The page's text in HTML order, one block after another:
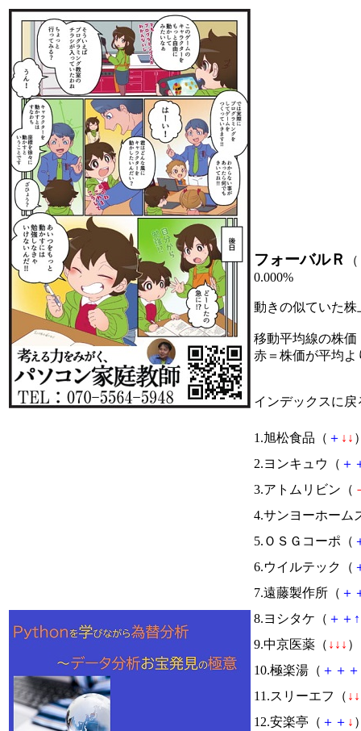
フォーバルＲ （
0.000%
動きの似ていた
移動平均線の株価
赤＝株価が平均
インデックスに戻
1.旭松食品（ ＋ ↓ ↓
2.ヨンキュウ（ ＋
3.アトムリビン（
4.サンヨーホーム
5.ＯＳＧコーポ（
6.ウイルテック（
7.遠藤製作所（ ＋
8.ヨシタケ（ ＋ ＋ ↑
9.中京医薬（ ↓ ↓ ↓
10.極楽湯（ ＋ ＋ ＋
11.スリーエフ（ ↓ ↓
12.安楽亭（ ＋ ＋ ↓